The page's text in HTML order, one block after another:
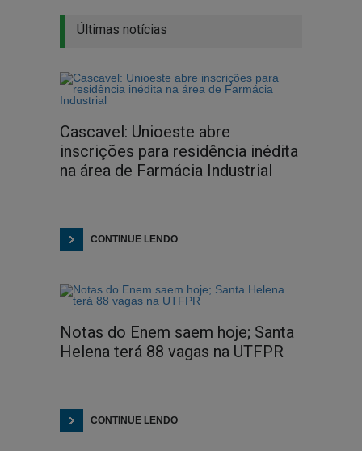
Últimas notícias
Cascavel: Unioeste abre
inscrições para residência inédita
na área de Farmácia Industrial
CONTINUE LENDO
Notas do Enem saem hoje; Santa
Helena terá 88 vagas na UTFPR
CONTINUE LENDO